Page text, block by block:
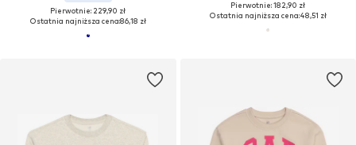
Pierwotnie: 229,90 zł
Ostatnia najniższa cena:86,18 zł
Pierwotnie: 182,90 zł
Ostatnia najniższa cena:48,51 zł